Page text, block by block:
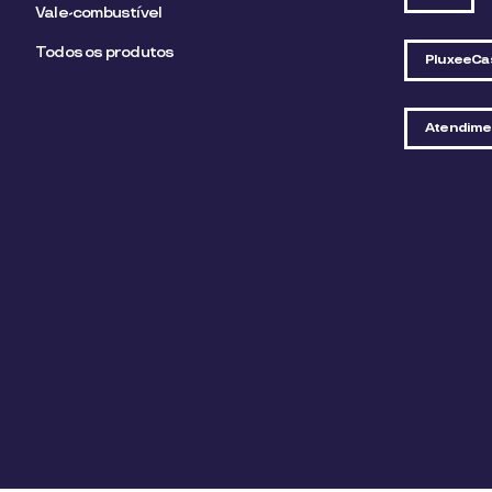
Vale-combustível
Todos os produtos